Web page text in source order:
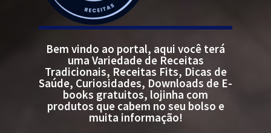
Bem vindo ao portal, aqui você terá
uma Variedade de Receitas
Tradicionais, Receitas Fits, Dicas de
Saúde, Curiosidades, Downloads de E-
books gratuitos, lojinha com
produtos que cabem no seu bolso e
muita informação!